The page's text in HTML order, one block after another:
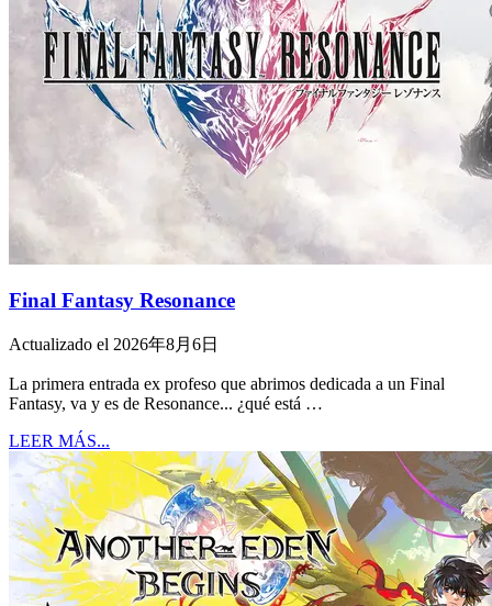
Final Fantasy Resonance
Actualizado el 2026年8月6日
La primera entrada ex profeso que abrimos dedicada a un Final
Fantasy, va y es de Resonance... ¿qué está …
LEER MÁS...